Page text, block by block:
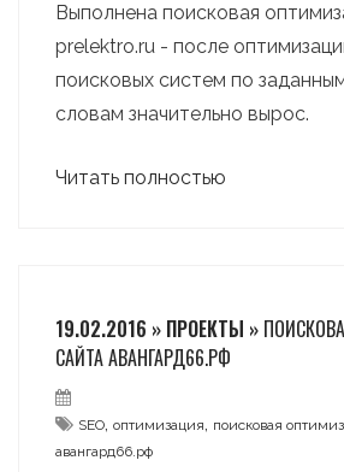
Выполнена поисковая
prelektro.ru - после
поисковых систем по
словам значительно вырос.
Читать полностью
19.02.2016 » ПРОЕКТЫ »
САЙТА АВАНГАРД66.РФ
SEO, оптимизация, поисковая
авангард66.рф